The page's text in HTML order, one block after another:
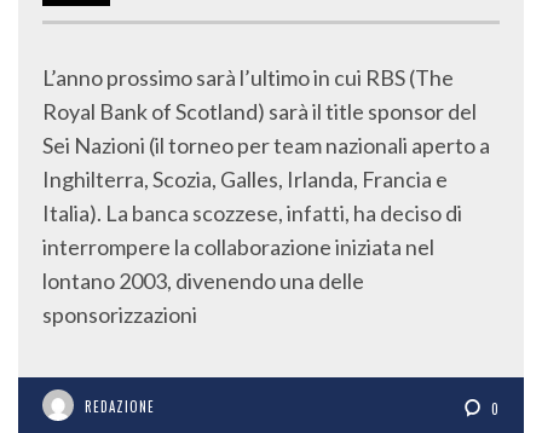
L’anno prossimo sarà l’ultimo in cui RBS (The
Royal Bank of Scotland) sarà il title sponsor del
Sei Nazioni (il torneo per team nazionali aperto a
Inghilterra, Scozia, Galles, Irlanda, Francia e
Italia). La banca scozzese, infatti, ha deciso di
interrompere la collaborazione iniziata nel
lontano 2003, divenendo una delle
sponsorizzazioni
REDAZIONE 0